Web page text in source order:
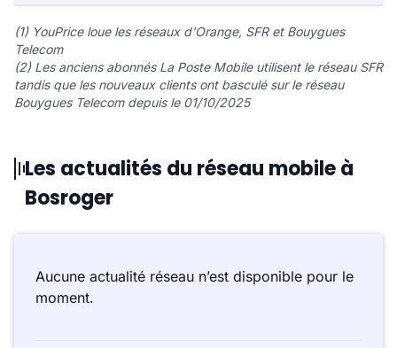
(1) YouPrice loue les réseaux d'Orange, SFR et Bouygues
Telecom
(2) Les anciens abonnés La Poste Mobile utilisent le réseau SFR
tandis que les nouveaux clients ont basculé sur le réseau
Bouygues Telecom depuis le 01/10/2025
Les actualités du réseau mobile à
Bosroger
Aucune actualité réseau n’est disponible pour le
moment.